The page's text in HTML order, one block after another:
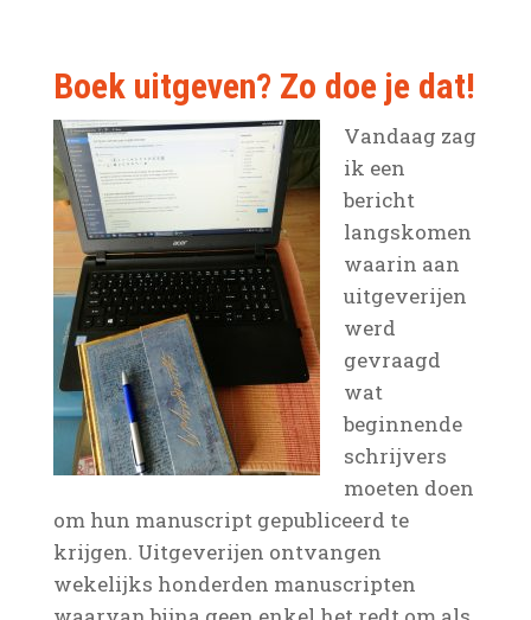
Boek uitgeven? Zo doe je dat!
Vandaag zag
ik een
bericht
langskomen
waarin aan
uitgeverijen
werd
gevraagd
wat
beginnende
schrijvers
moeten doen
om hun manuscript gepubliceerd te
krijgen. Uitgeverijen ontvangen
wekelijks honderden manuscripten